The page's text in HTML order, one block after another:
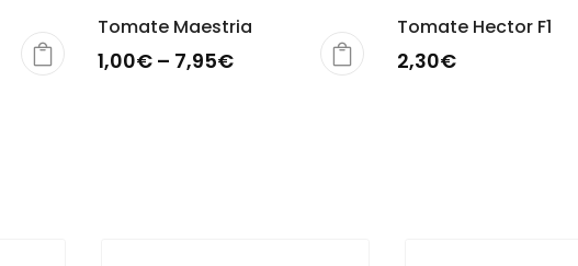
Tomate Maestria
1,00€– 7,95€
Tomate Hector F1
2,30€